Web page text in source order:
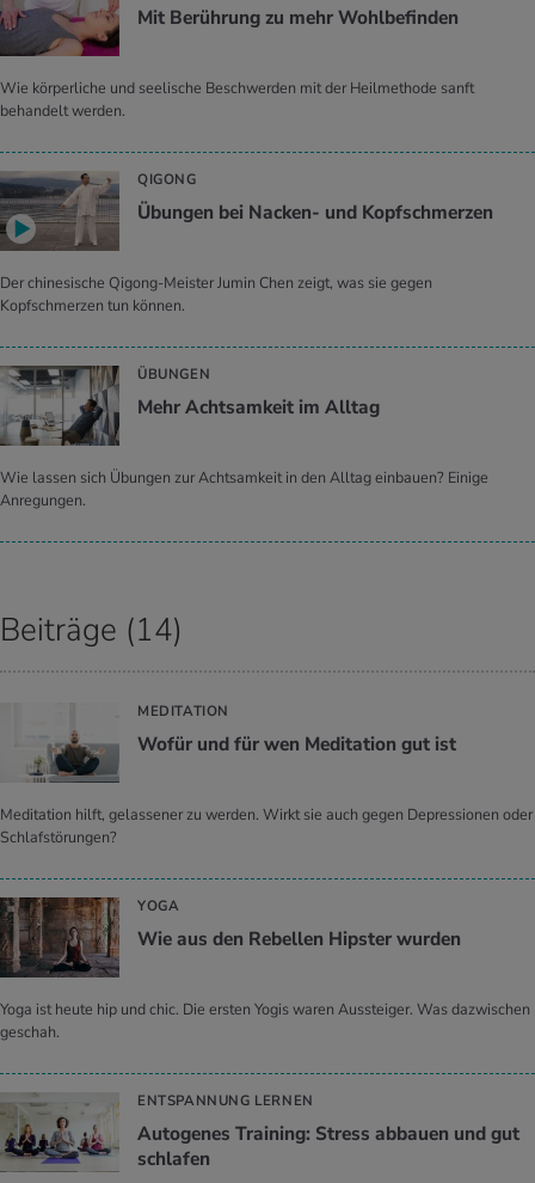
Mit Be­rüh­rung zu mehr Wohl­be­fin­den
Wie körperliche und seelische Beschwerden mit der Heilmethode sanft
behandelt werden.
QIGONG
Übungen bei Nacken- und Kopfschmerzen
Der chinesische Qigong-Meister Jumin Chen zeigt, was sie gegen
Kopfschmerzen tun können.
ÜBUNGEN
Mehr Acht­sam­keit im All­tag
Wie lassen sich Übungen zur Achtsamkeit in den Alltag einbauen? Einige
Anregungen.
Beiträge (14)
MEDITATION
Wofür und für wen Me­di­ta­ti­on gut ist
Meditation hilft, gelassener zu werden. Wirkt sie auch gegen Depressionen oder
Schlafstörungen?
YOGA
Wie aus den Re­bel­len Hip­ster wur­den
Yoga ist heute hip und chic. Die ersten Yogis waren Aussteiger. Was dazwischen
geschah.
ENTSPANNUNG LERNEN
Au­to­ge­nes Trai­ning: Stress ab­bau­en und gut
schla­fen